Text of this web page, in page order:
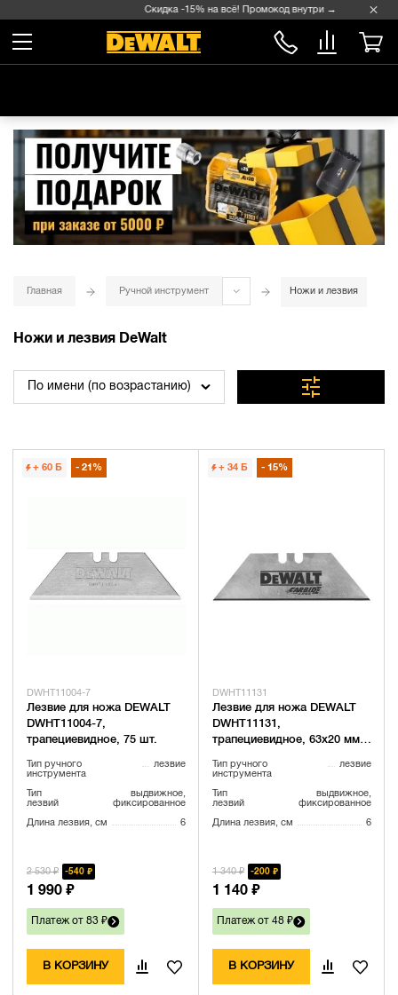
Скидка -15% на всё! Промокод внутри →
Главная Ручной инструмент Ножи и лезвия
Ножи и лезвия DeWalt
По имени (по возрастанию)
+ 60 Б 21%
DWHT11004-7
Лезвие для ножа DEWALT
DWHT11004-7,
трапециевидное, 75 шт.
Тип ручного
инструмента
лезвие
Тип
лезвий
выдвижное,
фиксированное
Длина лезвия, см 6
2 530 ₽ 540 ₽
1 990 ₽
Платеж от 83 ₽
В КОРЗИНУ
+ 34 Б 15%
DWHT11131
Лезвие для ножа DEWALT
DWHT11131,
трапециевидное, 63x20 мм,
Тип ручного
инструмента
лезвие
Тип
лезвий
выдвижное,
фиксированное
Длина лезвия, см 6
1 340 ₽ 200 ₽
1 140 ₽
Платеж от 48 ₽
В КОРЗИНУ